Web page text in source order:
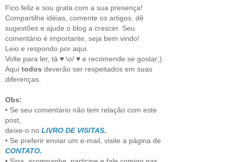
Fico feliz e sou grata com a sua presença!
Compartilhe idéias, comente os artigos, dê
sugestões e ajude o blog a crescer. Seu
comentário é importante, seja bem vindo!
Leio e respondo por aqui.
Volte para ler, tá ♥ \o/ ♥ e recomende se gostar;)
Aqui todos deverão ser respeitados em suas
diferenças.
Obs:
• Se seu comentário não tem relação com este
post,
deixe-o no LIVRO DE VISITAS..
• Se preferir enviar um e-mail, visite a página de
CONTATO..